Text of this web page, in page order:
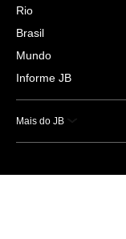
Rio
Brasil
Mundo
Informe JB
Mais do JB
Esportes